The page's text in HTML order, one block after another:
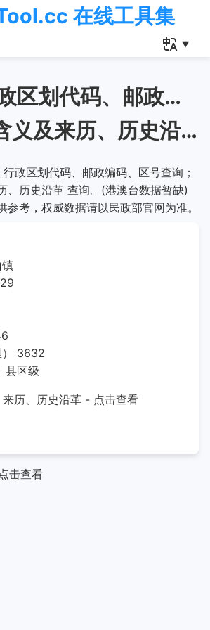
在线工具集
克山县 行政区划代码、邮政编码、区号查询
及来历、历史沿革
政区划代码、邮政编码、区号查询；
、历史沿革 查询。(港澳台数据暂缺)
参考，权威数据请以民政部官网为准。
） 3632
县区级
历、历史沿革 - 点击查看
击查看